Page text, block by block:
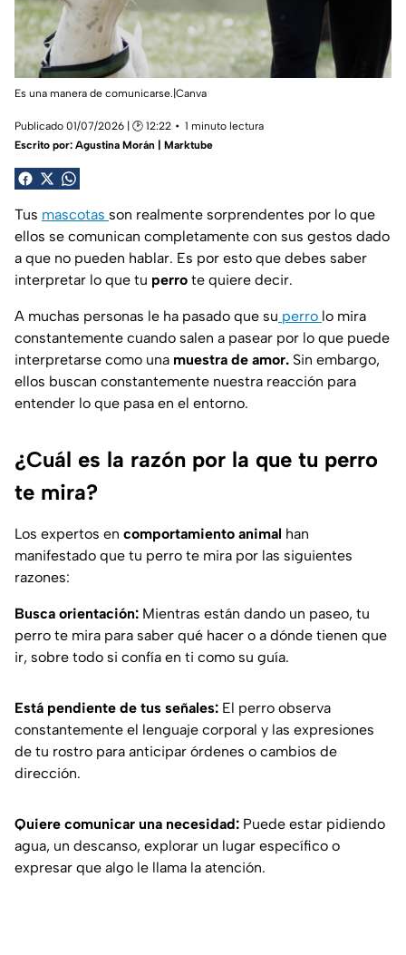
Es una manera de comunicarse.|Canva
Publicado 01/07/2026 | 🕑 12:22
1 minuto lectura
Escrito por: Agustina Morán | Marktube
Tus mascotas son realmente sorprendentes por lo que
ellos se comunican completamente con sus gestos dado
a que no pueden hablar. Es por esto que debes saber
interpretar lo que tu perro te quiere decir.
A muchas personas le ha pasado que su perro lo mira
constantemente cuando salen a pasear por lo que puede
interpretarse como una muestra de amor. Sin embargo,
ellos buscan constantemente nuestra reacción para
entender lo que pasa en el entorno.
¿Cuál es la razón por la que tu perro
te mira?
Los expertos en comportamiento animal han
manifestado que tu perro te mira por las siguientes
razones:
Busca orientación: Mientras están dando un paseo, tu
perro te mira para saber qué hacer o a dónde tienen que
ir, sobre todo si confía en ti como su guía.
Está pendiente de tus señales: El perro observa
constantemente el lenguaje corporal y las expresiones
de tu rostro para anticipar órdenes o cambios de
dirección.
Quiere comunicar una necesidad: Puede estar pidiendo
agua, un descanso, explorar un lugar específico o
expresar que algo le llama la atención.